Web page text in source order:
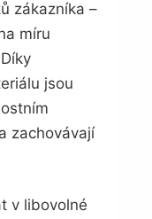
zákazníka –
míru
jsou
zachovávají
v libovolné